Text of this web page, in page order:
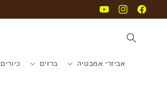
דילוג
לתוכן
Facebook
Instagram
YouTube
אביזרי אמבטיה ברזים כיורים